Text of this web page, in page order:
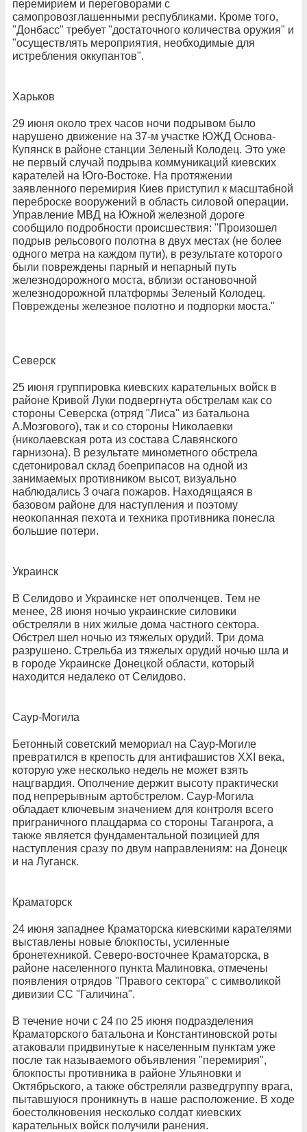
перемирием и переговорами с
самопровозглашенными республиками. Кроме того,
"Донбасс" требует "достаточного количества оружия" и
"осуществлять мероприятия, необходимые для
истребления оккупантов".
Харьков
29 июня около трех часов ночи подрывом было
нарушено движение на 37-м участке ЮЖД Основа-
Купянск в районе станции Зеленый Колодец. Это уже
не первый случай подрыва коммуникаций киевских
карателей на Юго-Востоке. На протяжении
заявленного перемирия Киев приступил к масштабной
переброске вооружений в область силовой операции.
Управление МВД на Южной железной дороге
сообщило подробности происшествия: "Произошел
подрыв рельсового полотна в двух местах (не более
одного метра на каждом пути), в результате которого
были повреждены парный и непарный путь
железнодорожного моста, вблизи остановочной
железнодорожной платформы Зеленый Колодец.
Повреждены железное полотно и подпорки моста."
Северск
25 июня группировка киевских карательных войск в
районе Кривой Луки подвергнута обстрелам как со
стороны Северска (отряд "Лиса" из батальона
А.Мозгового), так и со стороны Николаевки
(николаевская рота из состава Славянского
гарнизона). В результате минометного обстрела
сдетонировал склад боеприпасов на одной из
занимаемых противником высот, визуально
наблюдались 3 очага пожаров. Находящаяся в
базовом районе для наступления и поэтому
неокопанная пехота и техника противника понесла
большие потери.
Украинск
В Селидово и Украинске нет ополченцев. Тем не
менее, 28 июня ночью украинские силовики
обстреляли в них жилые дома частного сектора.
Обстрел шел ночью из тяжелых орудий. Три дома
разрушено. Стрельба из тяжелых орудий ночью шла и
в городе Украинске Донецкой области, который
находится недалеко от Селидово.
Саур-Могила
Бетонный советский мемориал на Саур-Могиле
превратился в крепость для антифашистов XXI века,
которую уже несколько недель не может взять
нацгвардия. Ополчение держит высоту практически
под непрерывным артобстрелом. Саур-Могила
обладает ключевым значением для контроля всего
приграничного плацдарма со стороны Таганрога, а
также является фундаментальной позицией для
наступления сразу по двум направлениям: на Донецк
и на Луганск.
Краматорск
24 июня западнее Краматорска киевскими карателями
выставлены новые блокпосты, усиленные
бронетехникой. Северо-восточнее Краматорска, в
районе населенного пункта Малиновка, отмечены
появления отрядов "Правого сектора" с символикой
дивизии СС "Галичина".
В течение ночи с 24 по 25 июня подразделения
Краматорского батальона и Константиновской роты
атаковали придвинутые к населенным пунктам уже
после так называемого объявления "перемирия",
блокпосты противника в районе Ульяновки и
Октябрьского, а также обстреляли разведгруппу врага,
пытавшуюся проникнуть в наше расположение. В ходе
боестолкновения несколько солдат киевских
карательных войск получили ранения.